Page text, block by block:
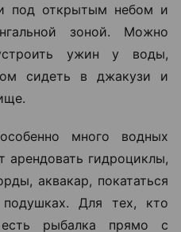
под открытым небом и
зоной. Можно
ужин у воды,
сидеть в джакузи и
много водных
арендовать гидроциклы,
аквакар, покататься
Для тех, кто
есть рыбалка прямо с